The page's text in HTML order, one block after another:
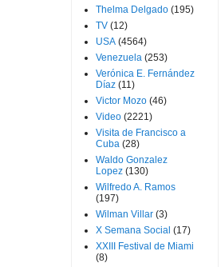
Thelma Delgado (195)
TV (12)
USA (4564)
Venezuela (253)
Verónica E. Fernández
Díaz (11)
Victor Mozo (46)
Video (2221)
Visita de Francisco a
Cuba (28)
Waldo Gonzalez
Lopez (130)
Wilfredo A. Ramos
(197)
Wilman Villar (3)
X Semana Social (17)
XXIII Festival de Miami
(8)